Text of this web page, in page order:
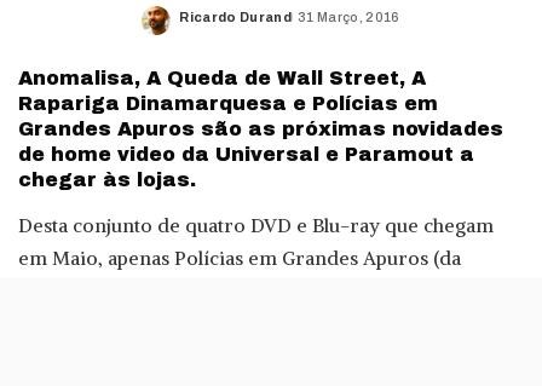
Posted
Ricardo Durand 31 Março, 2016
Anomalisa, A Queda de Wall Street, A
Rapariga Dinamarquesa e Polícias em
Grandes Apuros são as próximas novidades
de home video da Universal e Paramout a
chegar às lojas.
Desta conjunto de quatro DVD e Blu-ray que chegam
em Maio, apenas Polícias em Grandes Apuros (da